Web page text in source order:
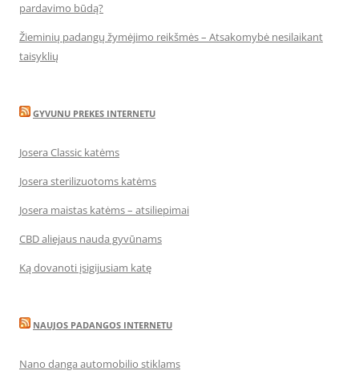
pardavimo būdą?
Žieminių padangų žymėjimo reikšmės – Atsakomybė nesilaikant
taisyklių
GYVUNU PREKES INTERNETU
Josera Classic katėms
Josera sterilizuotoms katėms
Josera maistas katėms – atsiliepimai
CBD aliejaus nauda gyvūnams
Ką dovanoti įsigijusiam katę
NAUJOS PADANGOS INTERNETU
Nano danga automobilio stiklams